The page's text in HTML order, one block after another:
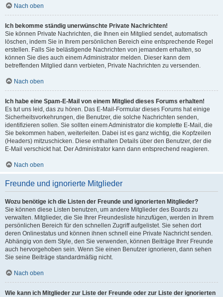
Nach oben
Ich bekomme ständig unerwünschte Private Nachrichten!
Sie können Private Nachrichten, die Ihnen ein Mitglied sendet, automatisch
löschen, indem Sie in Ihrem persönlichen Bereich eine entsprechende Regel
erstellen. Falls Sie belästigende Nachrichten von jemandem erhalten, so
können Sie dies auch einem Administrator melden. Dieser kann dem
betreffenden Mitglied dann verbieten, Private Nachrichten zu versenden.
Nach oben
Ich habe eine Spam-E-Mail von einem Mitglied dieses Forums erhalten!
Es tut uns leid, das zu hören. Das E-Mail-Formular dieses Forums hat einige
Sicherheitsvorkehrungen, die Benutzer, die solche Nachrichten senden,
identifizieren sollen. Sie sollten einem Administrator die komplette E-Mail, die
Sie bekommen haben, weiterleiten. Dabei ist es ganz wichtig, die Kopfzeilen
(Headers) mitzuschicken. Diese enthalten Details über den Benutzer, der die
E-Mail verschickt hat. Der Administrator kann dann entsprechend reagieren.
Nach oben
Freunde und ignorierte Mitglieder
Wozu benötige ich die Listen der Freunde und ignorierten Mitglieder?
Sie können diese Listen benutzen, um andere Mitglieder des Boards zu
verwalten. Mitglieder, die Sie Ihrer Freundesliste hinzufügen, werden in Ihrem
persönlichen Bereich für den schnellen Zugriff aufgelistet. Sie sehen dort
deren Onlinestatus und können ihnen schnell eine Private Nachricht senden.
Abhängig von dem Style, den Sie verwenden, können Beiträge Ihrer Freunde
auch hervorgehoben sein. Wenn Sie einen Benutzer ignorieren, dann sehen
Sie seine Beiträge standardmäßig nicht.
Nach oben
Wie kann ich Mitglieder zur Liste der Freunde oder zur Liste der ignorierten